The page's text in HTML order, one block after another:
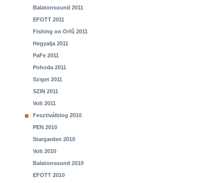
Balatonsound 2011
EFOTT 2011
Fishing on Orfű 2011
Hegyalja 2011
PaFe 2011
Pohoda 2011
Sziget 2011
SZIN 2011
Volt 2011
Fesztiválblog 2010
PEN 2010
Stargarden 2010
Volt 2010
Balatonsound 2010
EFOTT 2010